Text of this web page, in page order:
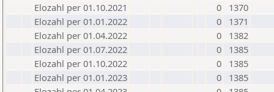
Elozahl per 01.10.2021
0
1370
Elozahl per 01.01.2022
0
1371
Elozahl per 01.04.2022
0
1382
Elozahl per 01.07.2022
0
1385
Elozahl per 01.10.2022
0
1385
Elozahl per 01.01.2023
0
1385